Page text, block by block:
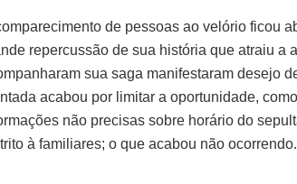
de pessoas ao velório ficou
repercussão de sua história que atraiu a
sua saga manifestaram desejo
acabou por limitar a oportunidade,
não precisas sobre horário do
à familiares; o que acabou não ocorrendo.